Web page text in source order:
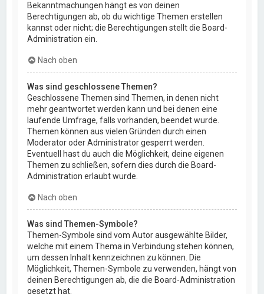
Bekanntmachungen hängt es von deinen
Berechtigungen ab, ob du wichtige Themen erstellen
kannst oder nicht; die Berechtigungen stellt die Board-
Administration ein.
Nach oben
Was sind geschlossene Themen?
Geschlossene Themen sind Themen, in denen nicht
mehr geantwortet werden kann und bei denen eine
laufende Umfrage, falls vorhanden, beendet wurde.
Themen können aus vielen Gründen durch einen
Moderator oder Administrator gesperrt werden.
Eventuell hast du auch die Möglichkeit, deine eigenen
Themen zu schließen, sofern dies durch die Board-
Administration erlaubt wurde.
Nach oben
Was sind Themen-Symbole?
Themen-Symbole sind vom Autor ausgewählte Bilder,
welche mit einem Thema in Verbindung stehen können,
um dessen Inhalt kennzeichnen zu können. Die
Möglichkeit, Themen-Symbole zu verwenden, hängt von
deinen Berechtigungen ab, die die Board-Administration
gesetzt hat.